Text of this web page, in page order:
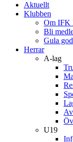
Aktuellt
Klubben
Om IFK
Bli
Gula
Herrar
A-lag
U19